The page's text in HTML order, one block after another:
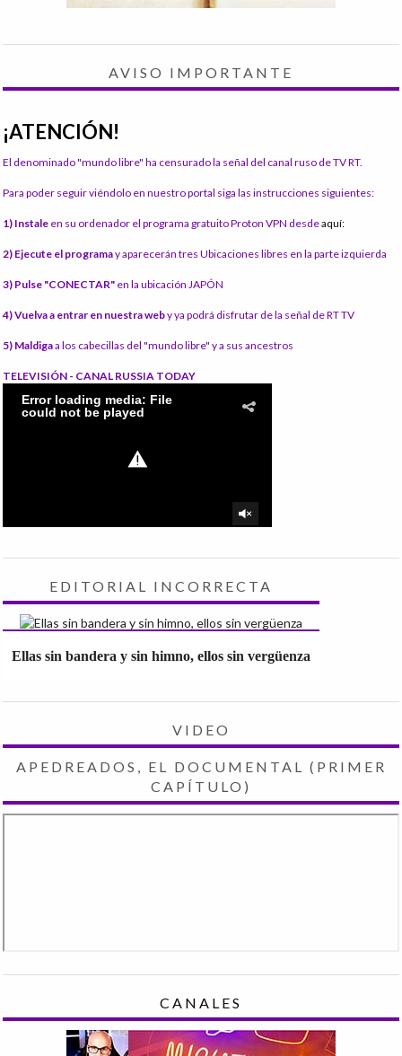
AVISO IMPORTANTE
¡ATENCIÓN!
El denominado "mundo libre" ha censurado la señal del canal ruso de TV RT.
Para poder seguir viéndolo en nuestro portal siga las instrucciones siguientes:
1) Instale en su ordenador el programa gratuito Proton VPN desdeaquí:
2) Ejecute el programay aparecerán tres Ubicaciones libres en la parte izquierda
3) Pulse "CONECTAR" en la ubicación JAPÓN
4) Vuelva a entrar en nuestra weby ya podrá disfrutar de la señal de RT TV
5) Maldigaa los cabecillas del "mundo libre" y a sus ancestros
TELEVISIÓN - CANAL RUSSIA TODAY
EDITORIAL INCORRECTA
Ellas sin bandera y sin himno, ellos sin vergüenza
VIDEO
APEDREADOS, EL DOCUMENTAL (PRIMER
CAPÍTULO)
CANALES